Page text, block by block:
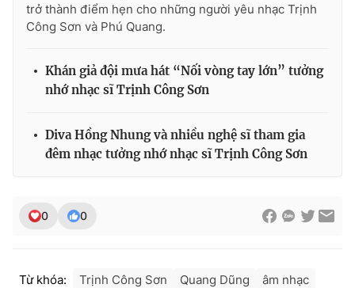
trở thành điểm hẹn cho những người yêu nhạc Trịnh
Công Sơn và Phú Quang.
Khán giả đội mưa hát “Nối vòng tay lớn” tưởng
nhớ nhạc sĩ Trịnh Công Sơn
Diva Hồng Nhung và nhiều nghệ sĩ tham gia
đêm nhạc tưởng nhớ nhạc sĩ Trịnh Công Sơn
0 0
Từ khóa: Trịnh Công Sơn Quang Dũng âm nhạc